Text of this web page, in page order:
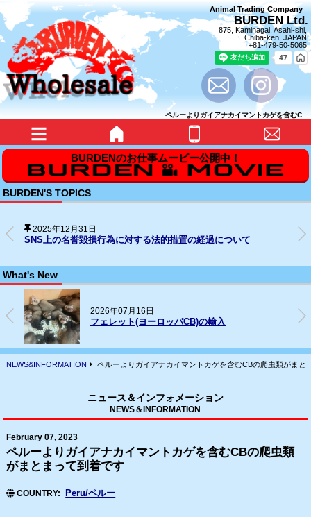
Animal Trading Company
BURDEN Ltd.
875, Kaminagai, Asahi-shi,
Chiba-ken, JAPAN
+81-479-50-5065
ペルーよりガイアナカイマントカゲを含むC...
BURDEN'S TOPICS
2025年12月31日
SNS上の名誉毀損行為に対する法的措置の経過について
What's New
2026年07月16日
フェレット(ヨーロッパCB)の輸入
NEWS&INFORMATION ペルーよりガイアナカイマントカゲを含むCBの爬虫類がまと
ニュース＆インフォメーション
NEWS＆INFORMATION
February 07, 2023
ペルーよりガイアナカイマントカゲを含むCBの爬虫類
がまとまって到着です
COUNTRY Peru/ペルー